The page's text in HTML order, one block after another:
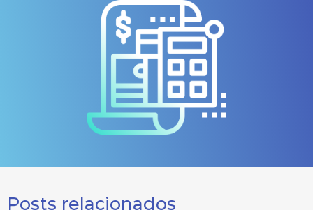
Posts relacionados